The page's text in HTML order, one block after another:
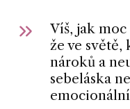
Víš, jak
že ve světě,
nároků a
sebeláska